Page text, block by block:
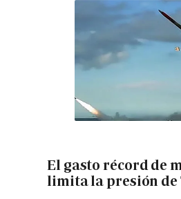
El gasto récord de
limita la presión